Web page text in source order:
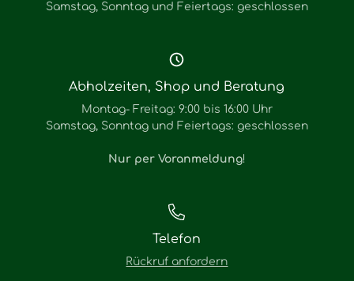
Samstag, Sonntag und Feiertags: geschlossen
Abholzeiten, Shop und Beratung
Montag- Freitag: 9:00 bis 16:00 Uhr
Samstag, Sonntag und Feiertags: geschlossen
Nur per Voranmeldung!
Telefon
Rückruf anfordern